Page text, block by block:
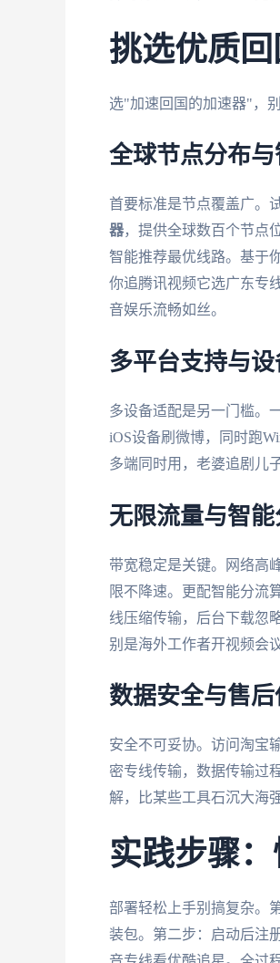
挑选优质
选"加速回国的加速器"，
全球节点分布
首要标准是节点覆盖广。
器，提供全球数百个节点
智能推荐最优线路。基于
你追腾讯视频它选广东专
音娱乐流畅如丝。
多平台支持与
多设备适配是另一门槛。
iOS设备刷微博，同时跑
多端同时用，老婆追剧儿
无限流量与智
带宽稳定是关键。网络高
限不降速。更配智能分流
线压缩传输，后台下载忽
别是海外工作者开视频会
数据安全与售后
安全不可妥协。访问淘宝
密专线传输，数据传输过
解，比某些工具石沉大海
实践步骤
部署轻松上手别搞复杂。
装包。第二步：启动后注